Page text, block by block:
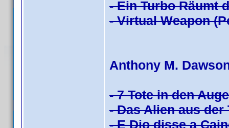
- Ein Turbo Räumt
- Virtual Weapon
Anthony M.
- 7 Tote in den
- Das Alien aus
- E Dio disse a